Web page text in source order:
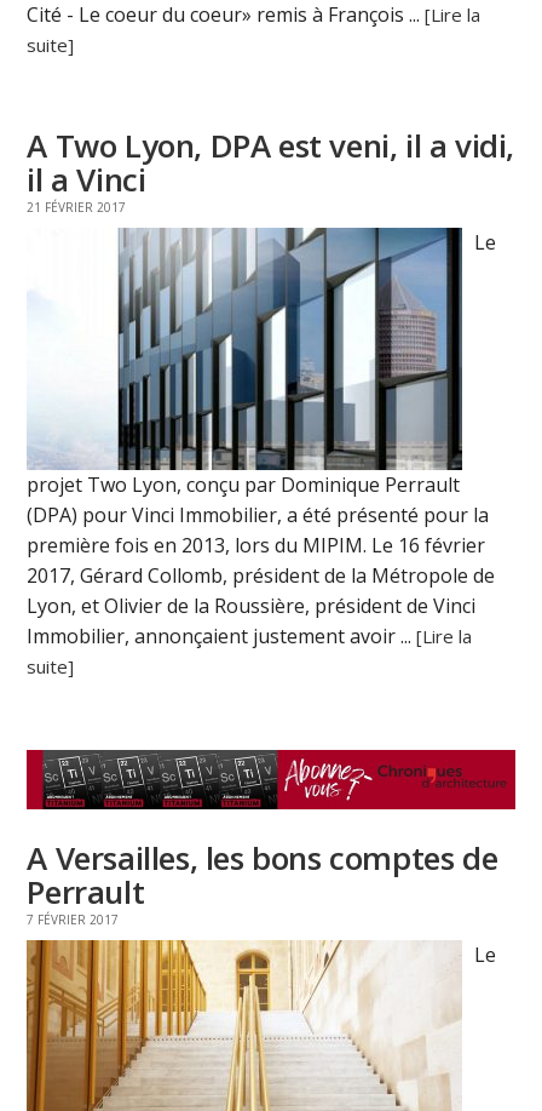
Cité - Le coeur du coeur» remis à François ...[Lire la
suite]
A Two Lyon, DPA est veni, il a vidi,
il a Vinci
21 FÉVRIER 2017
Le
projet Two Lyon, conçu par Dominique Perrault
(DPA) pour Vinci Immobilier, a été présenté pour la
première fois en 2013, lors du MIPIM. Le 16 février
2017, Gérard Collomb, président de la Métropole de
Lyon, et Olivier de la Roussière, président de Vinci
Immobilier, annonçaient justement avoir ...[Lire la
suite]
A Versailles, les bons comptes de
Perrault
7 FÉVRIER 2017
Le